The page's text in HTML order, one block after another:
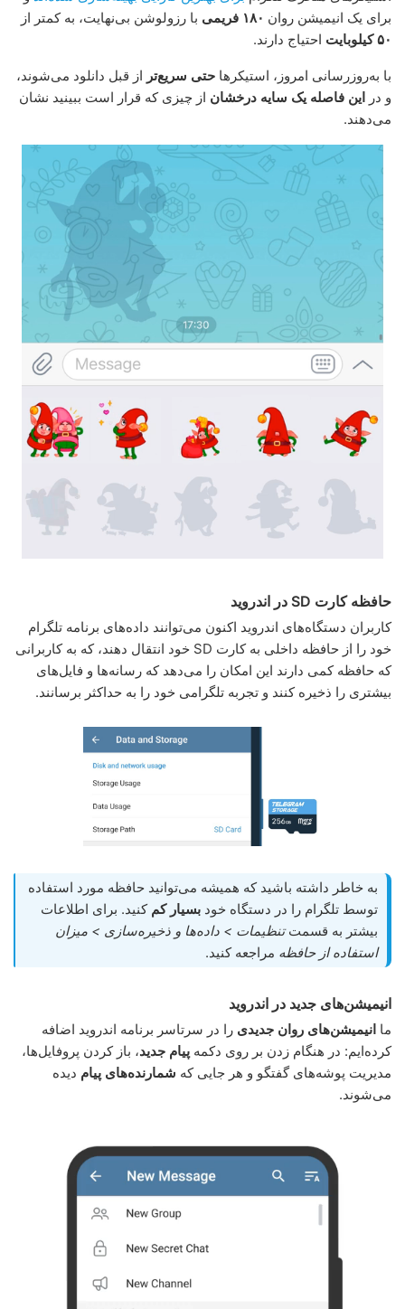
برای یک انیمیشن روان ۱۸۰ فریمی
با رزولوشن بی‌نهایت، به کمتر از
۵۰ کیلوبایت
احتیاج دارند.
با به‌روزرسانی امروز، استیکرها حتی سریع‌تر از قبل دانلود می‌شوند،
و در این فاصله یک سایه درخشان از چیزی که قرار است ببینید نشان
می‌دهند.
حافظه کارت SD در اندروید
کاربران دستگاه‌های اندروید اکنون می‌توانند داده‌های برنامه تلگرام
خود را از حافظه داخلی به کارت SD خود انتقال دهند، که به کاربرانی
که حافظه کمی دارند این امکان را می‌دهد که رسانه‌ها و فایل‌های
بیشتری را ذخیره کنند و تجربه تلگرامی خود را به حداکثر برسانند.
به خاطر داشته باشید که همیشه می‌توانید حافظه مورد استفاده
توسط تلگرام را در دستگاه خود بسیار کم کنید. برای اطلاعات
بیشتر به قسمتتنظیمات > داده‌ها و ذخیره‌سازی > میزان
استفاده از حافظه مراجعه کنید.
انیمیشن‌های جدید در اندروید‌
ما انیمیشن‌های روان جدیدی را در سرتاسر برنامه اندروید اضافه
کرده‌ایم: در هنگام زدن بر روی دکمه پیام جدید، باز کردن پروفایل‌ها،
مدیریت پوشه‌های گفتگو و هر جایی که شمارنده‌های پیام دیده
می‌شوند.